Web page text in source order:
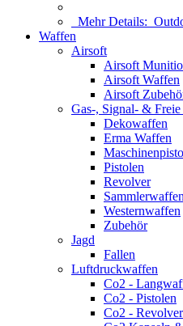
Mehr Details:
Waffen
Airsoft
Airsoft
Airsoft Waffen
Airsoft
Gas-, Signal- &
Dekowaffen
Erma Waffen
Pistolen
Revolver
Westernwaffen
Zubehör
Jagd
Fallen
Luftdruckwaffen
Co2 -
Co2 - Pistolen
Co2 - Revolver